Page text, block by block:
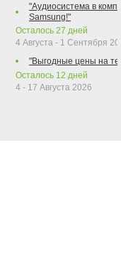
"Аудиосистема в
Samsung!"
Осталось 27 дней
4 Августа - 1 Сентября
"Выгодные цены на
Осталось 12 дней
4 - 17 Августа 2026